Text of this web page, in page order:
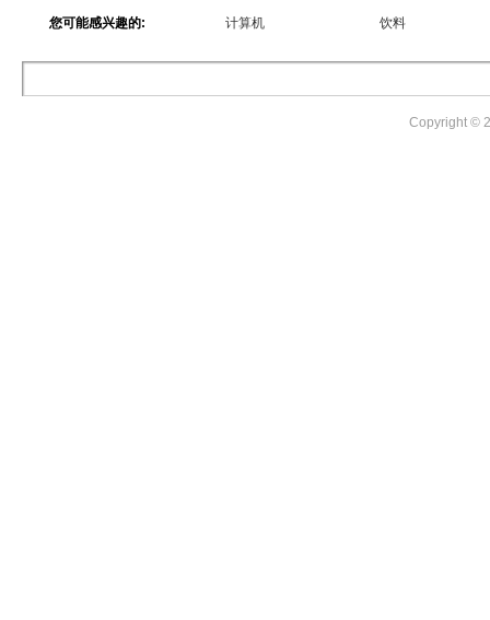
您可能感兴趣的: 计算机 饮料
Copyright ©